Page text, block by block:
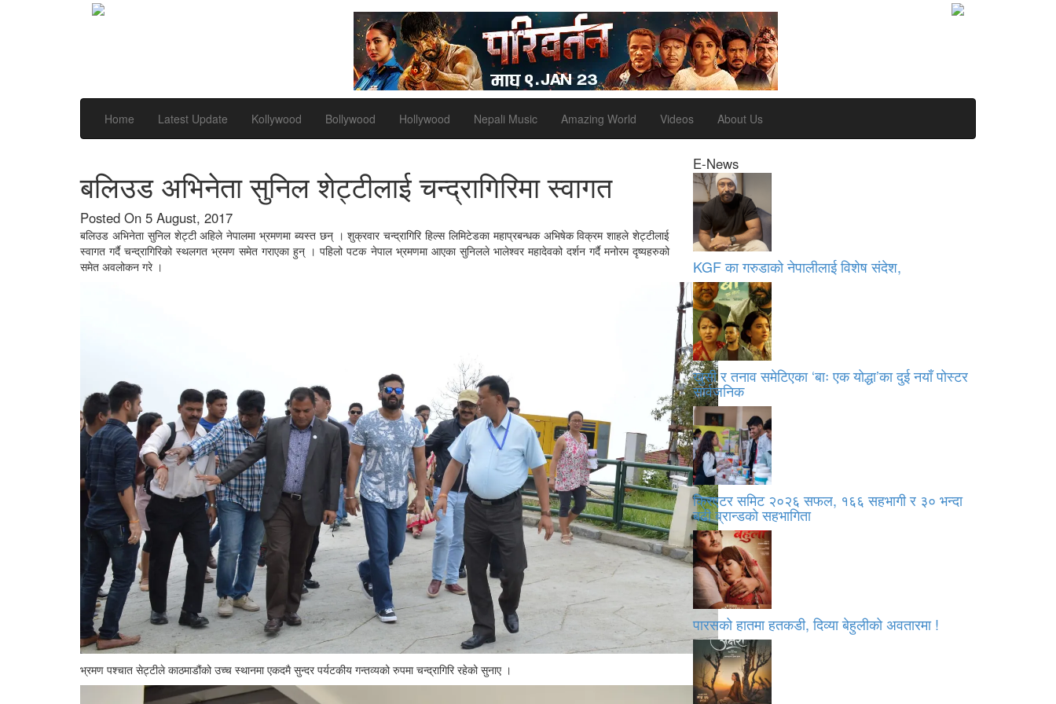
Home Latest Update Kollywood Bollywood Hollywood Nepali Music Amazing World Videos About Us
बलिउड अभिनेता सुनिल शेट्टीलाई चन्द्रागिरिमा स्वागत
Posted On 5 August, 2017
बलिउड अभिनेता सुनिल शेट्टी अहिले नेपालमा भ्रमणमा ब्यस्त छन् । शुक्रवार चन्द्रागिरि हिल्स लिमिटेडका महाप्रबन्धक अभिषेक विक्रम शाहले शेट्टीलाई
स्वागत गर्दै चन्द्रागिरिको स्थलगत भ्रमण समेत गराएका हुन् । पहिलो पटक नेपाल भ्रमणमा आएका सुनिलले भालेश्वर महादेवको दर्शन गर्दै मनोरम दृष्यहरुको
समेत अवलोकन गरे ।
भ्रमण पश्चात सेट्टीले काठमाडौंको उच्च स्थानमा एकदमै सुन्दर पर्यटकीय गन्तव्यको रुपमा चन्द्रागिरि रहेको सुनाए ।
E-News
KGF का गरुडाको नेपालीलाई विशेष संदेश,
खुसी र तनाव समेटिएका ‘बाः एक योद्धा’का दुई नयाँ पोस्टर
सार्वजनिक
क्रिएटर समिट २०२६ सफल, १६६ सहभागी र ३० भन्दा
बढी ब्रान्डको सहभागिता
पारसको हातमा हतकडी, दिव्या बेहुलीको अवतारमा !